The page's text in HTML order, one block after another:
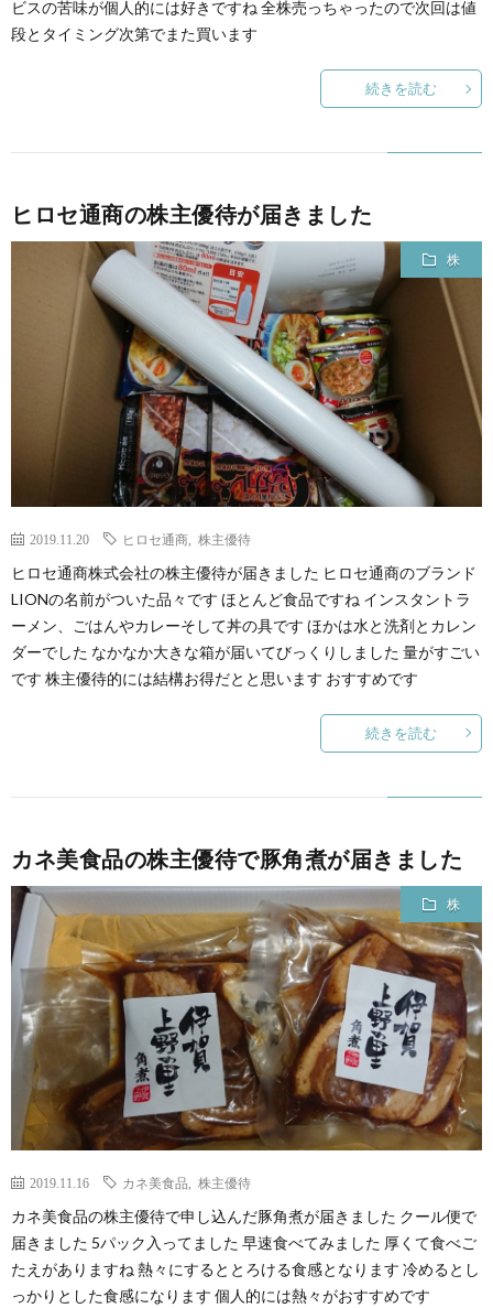
ビスの苦味が個人的には好きですね 全株売っちゃったので次回は値
段とタイミング次第でまた買います
続きを読む
ヒロセ通商の株主優待が届きました
株
2019.11.20 ヒロセ通商 株主優待
ヒロセ通商株式会社の株主優待が届きました ヒロセ通商のブランド
LIONの名前がついた品々です ほとんど食品ですね インスタントラ
ーメン、ごはんやカレーそして丼の具です ほかは水と洗剤とカレン
ダーでした なかなか大きな箱が届いてびっくりしました 量がすごい
です 株主優待的には結構お得だとと思います おすすめです
続きを読む
カネ美食品の株主優待で豚角煮が届きました
株
2019.11.16 カネ美食品 株主優待
カネ美食品の株主優待で申し込んだ豚角煮が届きました クール便で
届きました 5パック入ってました 早速食べてみました 厚くて食べご
たえがありますね 熱々にするととろける食感となります 冷めるとし
っかりとした食感になります 個人的には熱々がおすすめです